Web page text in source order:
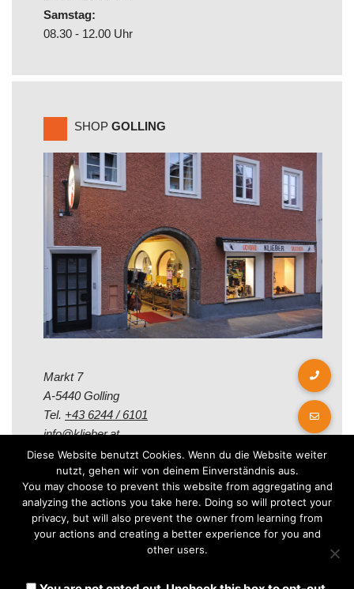
Samstag:
08.30 - 12.00 Uhr
SHOP GOLLING
Markt 7
A-5440 Golling
Tel. +43 6244 / 6101
info@klieber.at
Öffungszeiten
Montag - Freitag:
08.00 - 12.00 Uhr
Diese Website benutzt Cookies. Wenn du die Website weiter
nutzt, gehen wir von deinem Einverständnis aus.
You may choose to prevent this website from aggregating and
analyzing the actions you take here. Doing so will protect your
privacy, but will also prevent the owner from learning from
your actions and creating a better experience for you and
other users.